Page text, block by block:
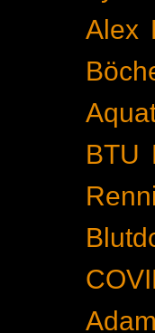
Alex
BTU